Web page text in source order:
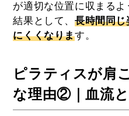
が適切な位置に収まるよ
結果として、 長時間同じ
にくくなります。
ピラティスが肩
な理由②｜血流